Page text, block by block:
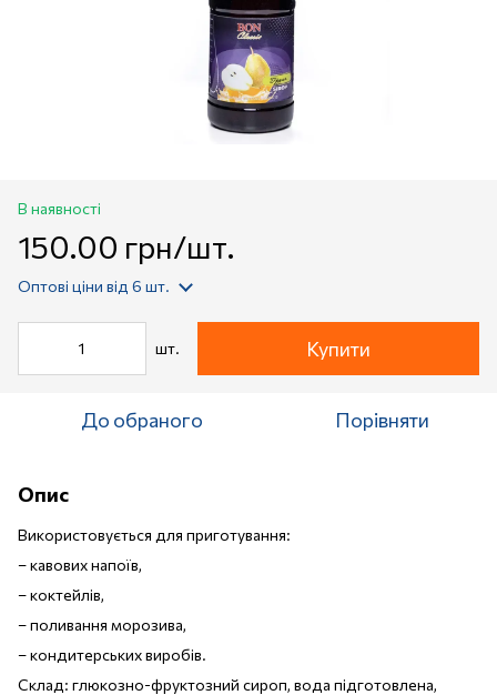
В наявності
150.00 грн/шт.
Оптові ціни від 6 шт.
шт. Купити
До обраного Порівняти
Опис
Використовується для приготування:
– кавових напоїв,
– коктейлів,
– поливання морозива,
– кондитерських виробів.
Склад: глюкозно-фруктозний сироп, вода підготовлена,